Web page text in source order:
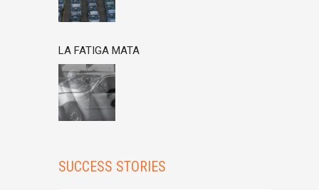
LA FATIGA MATA
SUCCESS STORIES